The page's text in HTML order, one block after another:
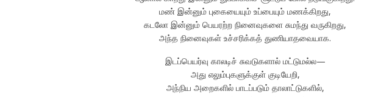
மண் இன்னும் புகையையும் உப்பையும் மணக்கிறது,
கடலோ இன்னும் பெயரற்ற நினைவுகளை சுமந்து வருகிறது,
அந்த நினைவுகள் உச்சரிக்கத் துணியாதவையாக.
இடப்பெயர்வு காலடிச் சுவடுகளால் மட்டுமல்ல—
அது எலும்புகளுக்குள் குடியேறி,
அந்நிய அறைகளில் பாடப்படும் தாலாட்டுகளில்,